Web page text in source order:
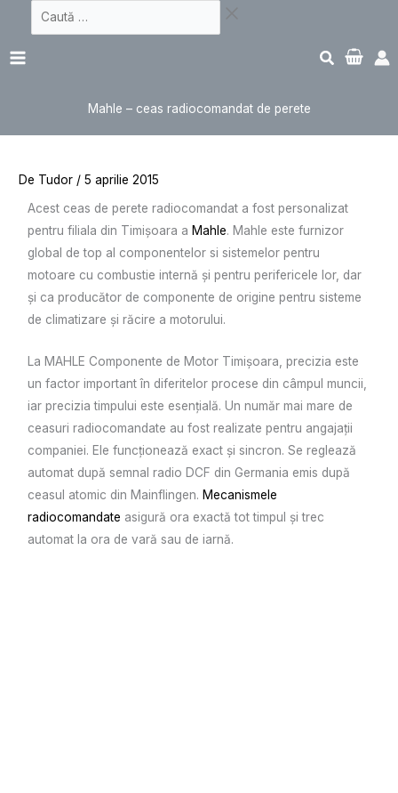
conținut
Caută
…
Main
Mahle – ceas radiocomandat de perete
De Tudor /5 aprilie 2015
Acest ceas de perete radiocomandat a fost personalizat
pentru filiala din Timișoara a Mahle. Mahle este furnizor
global de top al componentelor si sistemelor pentru
motoare cu combustie internă și pentru perifericele lor, dar
și ca producător de componente de origine pentru sisteme
de climatizare și răcire a motorului.
La MAHLE Componente de Motor Timișoara, precizia este
un factor important în diferitelor procese din câmpul muncii,
iar precizia timpului este esențială. Un număr mai mare de
ceasuri radiocomandate au fost realizate pentru angajații
companiei. Ele funcționează exact și sincron. Se reglează
automat după semnal radio DCF din Germania emis după
ceasul atomic din Mainflingen. Mecanismele
radiocomandate asigură ora exactă tot timpul și trec
automat la ora de vară sau de iarnă.
Scroll